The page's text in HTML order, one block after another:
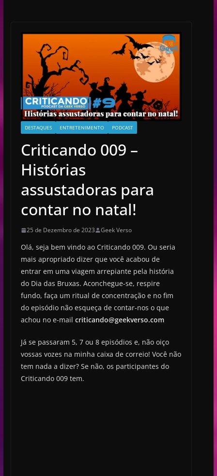
DESTAQUES ENTRETENIMENTO PODCAST
Criticando 009 –
Histórias
assustadoras para
contar no natal!
25 de Dezembro de 2023 Geek Verso
Olá, seja bem vindo ao Criticando 009. Ou seria
mais apropriado dizer que você acabou de
entrar em uma viagem arrepiante pela história
do Dia das Bruxas. Aconchegue-se, respire
fundo, faça um ritual de concentração e no fim
do episódio não esqueça de contar-nos o que
achou no e-mail criticando@geekverso.com
Já se passaram 5, 7 ou 8 episódios e, não oiço
vossas vozes na minha caixa de correio! Você não
tem nada a dizer? Se não, os participantes do
Criticando 009 tem.